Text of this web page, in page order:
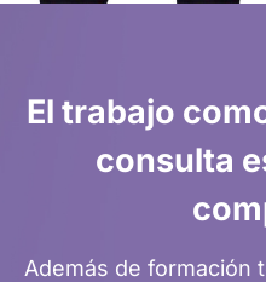
El trabajo
consulta
Además de formación